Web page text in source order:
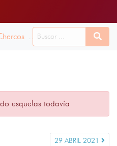
28 ABRIL 2021
esquelas todavía
29 ABRIL 2021